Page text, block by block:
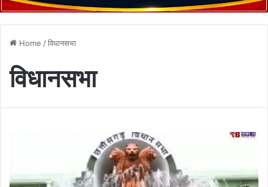
Home /विधानसभा
विधानसभा